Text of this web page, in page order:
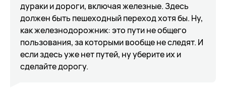
дураки и дороги, включая железные. Здесь
должен быть пешеходный переход хотя бы. Ну,
как железнодорожник: это пути не общего
пользования, за которыми вообще не следят. И
если здесь уже нет путей, ну уберите их и
сделайте дорогу.